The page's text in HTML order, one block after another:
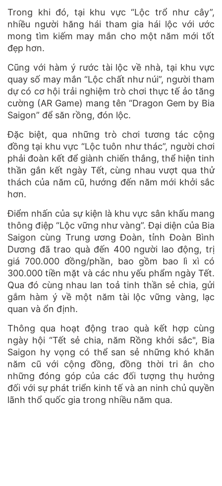
Trong khi đó, tại khu vực “Lộc trổ như cây”,
nhiều người hăng hái tham gia hái lộc với ước
mong tìm kiếm may mắn cho một năm mới tốt
đẹp hơn.
Cũng với hàm ý rước tài lộc về nhà, tại khu vực
quay số may mắn “Lộc chất như núi”, người tham
dự có cơ hội trải nghiệm trò chơi thực tế ảo tăng
cường (AR Game) mang tên “Dragon Gem by Bia
Saigon” để săn rồng, đón lộc.
Đặc biệt, qua những trò chơi tương tác cộng
đồng tại khu vực “Lộc tuôn như thác”, người chơi
phải đoàn kết để giành chiến thắng, thể hiện tinh
thần gắn kết ngày Tết, cùng nhau vượt qua thử
thách của năm cũ, hướng đến năm mới khởi sắc
hơn.
Điểm nhấn của sự kiện là khu vực sân khấu mang
thông điệp “Lộc vững như vàng”. Đại diện của Bia
Saigon cùng Trung ương Đoàn, tỉnh Đoàn Bình
Dương đã trao quà đến 400 người lao động, trị
giá 700.000 đồng/phần, bao gồm bao lì xì có
300.000 tiền mặt và các nhu yếu phẩm ngày Tết.
Qua đó cùng nhau lan toả tinh thần sẻ chia, gửi
gắm hàm ý về một năm tài lộc vững vàng, lạc
quan và ổn định.
Thông qua hoạt động trao quà kết hợp cùng
ngày hội “Tết sẻ chia, năm Rồng khởi sắc", Bia
Saigon hy vọng có thể san sẻ những khó khăn
năm cũ với cộng đồng, đồng thời tri ân cho
những đóng góp của các đối tượng thụ hưởng
đối với sự phát triển kinh tế và an ninh chủ quyền
lãnh thổ quốc gia trong nhiều năm qua.